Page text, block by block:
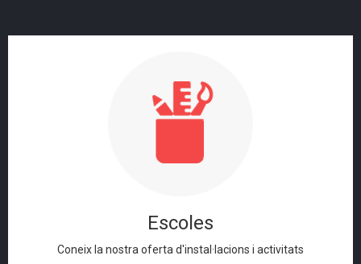
Escoles
Coneix la nostra oferta d'instal·lacions i activitats